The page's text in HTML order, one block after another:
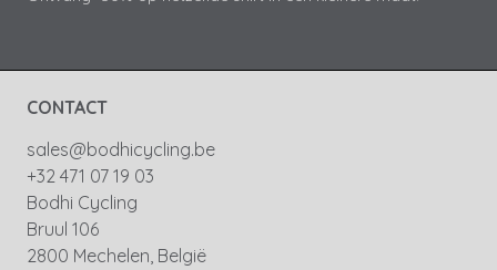
CONTACT
sales@bodhicycling.be
+32 471 07 19 03
Bodhi Cycling
Bruul 106
2800 Mechelen, België